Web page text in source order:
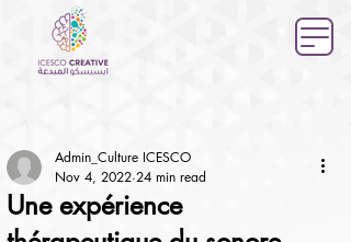
Une expérience
Admin_Culture ICESCO
Nov 4, 2022 24 min read